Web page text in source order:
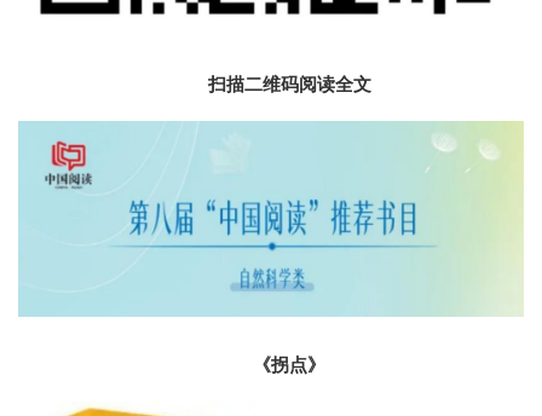
扫描二维码阅读全文
《拐点》